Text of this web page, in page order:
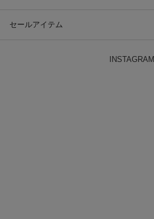
セールアイテム
INSTAGRAM